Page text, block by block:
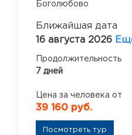
Боголюбово
Ближайшая дата
16 августа 2026
Продолжительность
7 дней
Цена за человека от
39 160 руб.
Посмотреть тур